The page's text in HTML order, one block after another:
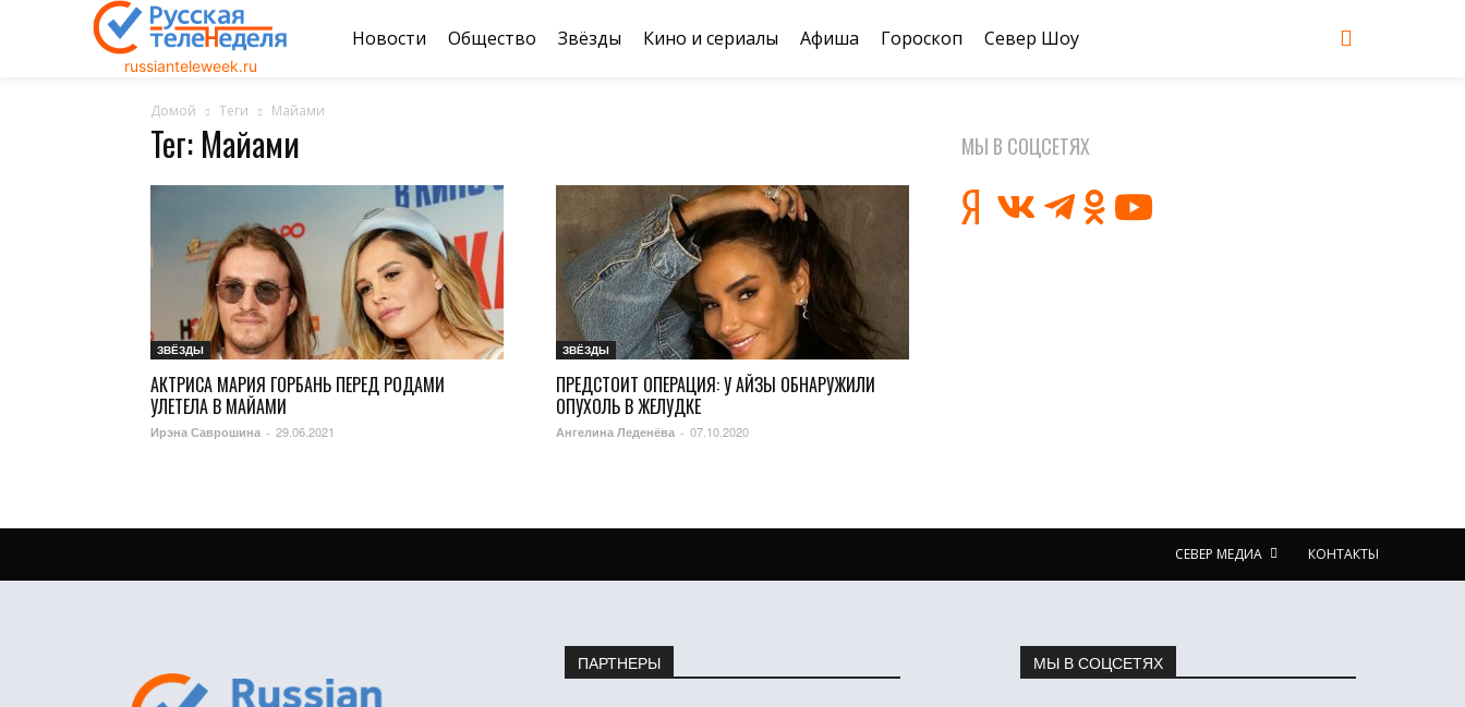
russianteleweek.ru
Новости Общество Звёзды Кино и сериалы Афиша Гороскоп Север Шоу
Домой Теги Майами
Тег: Майами
ЗВЁЗДЫ
АКТРИСА МАРИЯ ГОРБАНЬ ПЕРЕД РОДАМИ
УЛЕТЕЛА В МАЙАМИ
Ирэна Саврошина - 29.06.2021
ЗВЁЗДЫ
ПРЕДСТОИТ ОПЕРАЦИЯ: У АЙЗЫ ОБНАРУЖИЛИ
ОПУХОЛЬ В ЖЕЛУДКЕ
Ангелина Леденёва - 07.10.2020
МЫ В СОЦСЕТЯХ
СЕВЕР МЕДИА КОНТАКТЫ
ПАРТНЕРЫ МЫ В СОЦСЕТЯХ